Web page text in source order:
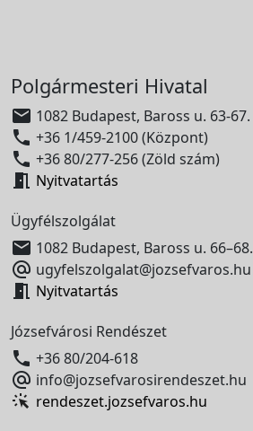
Polgármesteri Hivatal
 1082 Budapest, Baross u. 63-67.
 +36 1/459-2100 (Központ)
 +36 80/277-256 (Zöld szám)
 Nyitvatartás
Ügyfélszolgálat
 1082 Budapest, Baross u. 66–68.
 ugyfelszolgalat@jozsefvaros.hu
 Nyitvatartás
Józsefvárosi Rendészet
 +36 80/204-618
 info@jozsefvarosirendeszet.hu
rendeszet.jozsefvaros.hu